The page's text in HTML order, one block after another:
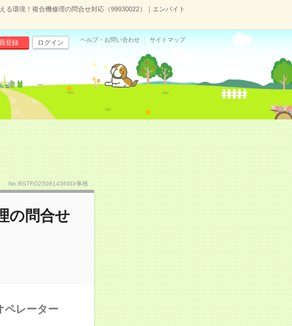
る環境！複合機修理の問合せ対応（99930022）｜エンバイト
登録 ログイン ヘルプ・お問い合わせ サイトマップ
No.RSTFO250814369D/事務
の問合せ
ペレーター